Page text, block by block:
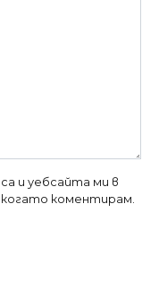
и уебсайта ми в
коментирам.